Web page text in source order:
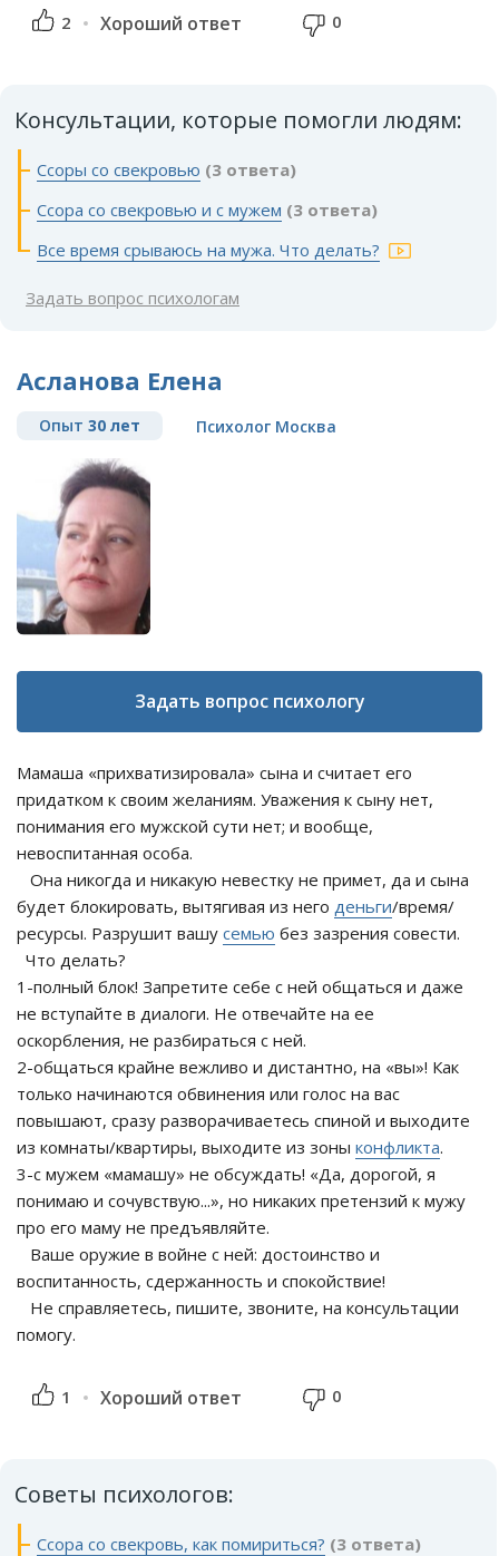
2 Хороший ответ 0
Консультации, которые помогли людям:
Ссоры со свекровью (3 ответа)
Ссора со свекровью и с мужем (3 ответа)
Все время срываюсь на мужа. Что делать?
Задать вопрос психологам
Асланова Елена
Опыт 30 лет Психолог Москва
Задать вопрос психологу
Мамаша «прихватизировала» сына и считает его
придатком к своим желаниям. Уважения к сыну нет,
понимания его мужской сути нет; и вообще,
невоспитанная особа.
Она никогда и никакую невестку не примет, да и сына
будет блокировать, вытягивая из него деньги/время/
ресурсы. Разрушит вашу семью без зазрения совести.
Что делать?
1-полный блок! Запретите себе с ней общаться и даже
не вступайте в диалоги. Не отвечайте на ее
оскорбления, не разбираться с ней.
2-общаться крайне вежливо и дистантно, на «вы»! Как
только начинаются обвинения или голос на вас
повышают, сразу разворачиваетесь спиной и выходите
из комнаты/квартиры, выходите из зоны конфликта.
3-с мужем «мамашу» не обсуждать! «Да, дорогой, я
понимаю и сочувствую...», но никаких претензий к мужу
про его маму не предъявляйте.
Ваше оружие в войне с ней: достоинство и
воспитанность, сдержанность и спокойствие!
Не справляетесь, пишите, звоните, на консультации
помогу.
1 Хороший ответ 0
Советы психологов:
Ссора со свекровь, как помириться? (3 ответа)